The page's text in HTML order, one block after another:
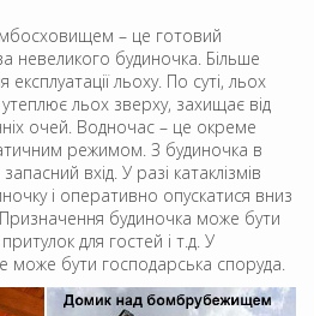
– це готовий
невеликого будиночка. Більше
льоху. По суті, льох
льох зверху, захищає від
очей. Водночас – це окреме
режимом. З будиночка в
вхід. У разі катаклізмів
і оперативно опускатися вниз
Призначення будиночка може бути
для гостей і т.д. У
може бути господарська споруда.